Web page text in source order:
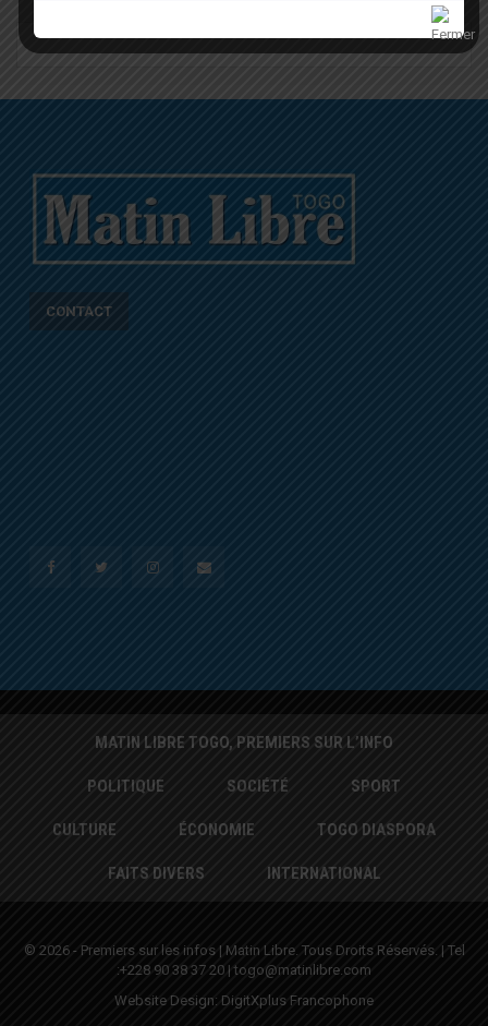
CONTACT
MATIN LIBRE TOGO, PREMIERS SUR L’INFO
POLITIQUE SOCIÉTÉ SPORT
CULTURE ÉCONOMIE TOGO DIASPORA
FAITS DIVERS INTERNATIONAL
© 2026 - Premiers sur les infos | Matin Libre. Tous Droits Réservés. | Tel
:+228 90 38 37 20 | togo@matinlibre.com
Website Design: DigitXplus Francophone